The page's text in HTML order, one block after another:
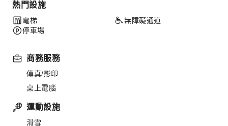
熱門設施
電梯
停車場
無障礙通道
商務服務
傳真/影印
桌上電腦
運動設施
滑雪